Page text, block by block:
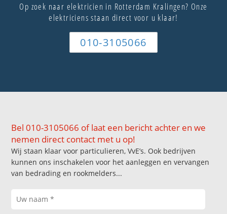
Op zoek naar elektricien in Rotterdam Kralingen? Onze
elektriciens staan direct voor u klaar!
010-3105066
Bel 010-3105066 of laat een bericht achter en we
nemen direct contact met u op!
Wij staan klaar voor particulieren, VvE’s. Ook bedrijven
kunnen ons inschakelen voor het aanleggen en vervangen
van bedrading en rookmelders...